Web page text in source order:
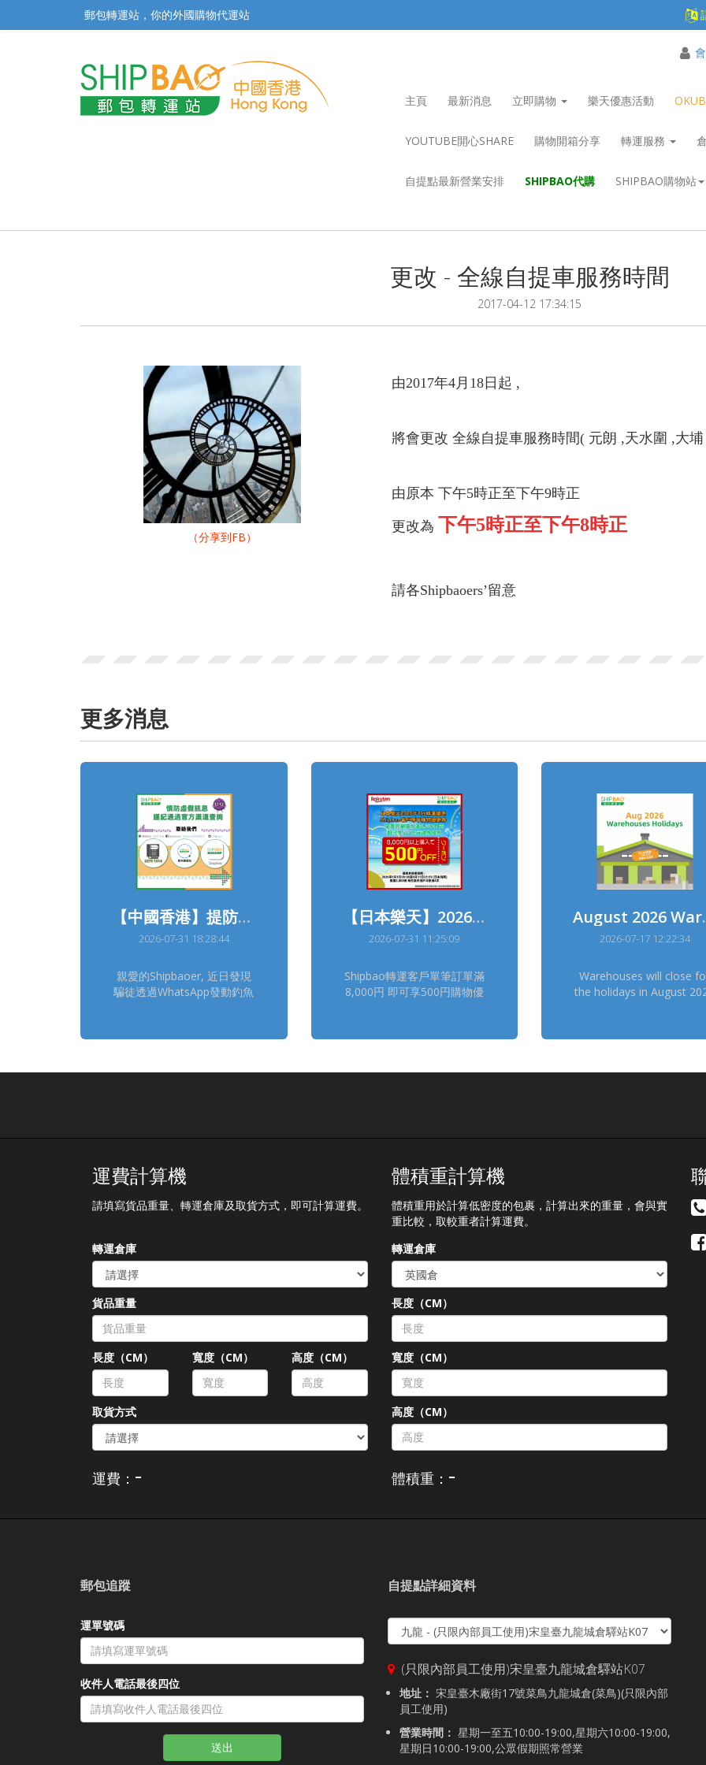
郵包轉運站，你的外國購物代運站
主頁 最新消息 立即購物 樂天優惠活動
YOUTUBE開心SHARE 購物開箱分享 轉運服務
自提點最新營業安排 SHIPBAO代購 SHIPBAO購物站
更改 - 全線自提車服務時間
2017-04-12 17:34:15
（分享到FB）
由2017年4月18日起 ,
將會更改 全線自提車服務時間( 元朗 ,天水圍 ,大
由原本 下午5時正至下午9時正
更改為 下午5時正至下午8時正
請各Shipbaoers’留意
更多消息
【中國香港】提防詐騙通知
2026-07-31 18:28:44
親愛的Shipbaoer, 近日發現
騙徒透過WhatsApp發動釣魚
點擊不明連結處理索賠事宜。
只會透過官方平台跟進客服查
Shipbao郵包轉運站 Shipbao
App：Shipbao 建議
「Shipbao APP」查詢及接收
險! 如有懷疑，請聯絡
Shipbao客服，謝謝。
【日本樂天】2026年8月日本樂天轉運優惠
2026-07-31 11:25:09
Shipbao轉運客戶單筆訂單滿
8,000円 即可享500円購物優
23:59(日本時間) 領券連結(限
使用4次) :
2026-07-17 12:22:34
Warehouses will close
the holidays in August
China Hong Kong
France Normal
US Delaware Normal
═══════════ Please
schedule your pickup
arrangement in advance
out will be suspended
during warehouses
and sorry for the
inconvenience
*Warehouses holidays
subject to temporary
prevail
運費計算機
請填寫貨品重量、轉運倉庫及取貨方式，即可計算運費。
轉運倉庫
貨品重量
長度（CM） 寬度（CM） 高度（CM）
取貨方式
運費： -
體積重計算機
體積重用於計算低密度的包裹，計算出來的重量，會與實
重比較，取較重者計算運費。
轉運倉庫
長度（CM）
寬度（CM）
高度（CM）
體積重： -
郵包追蹤
運單號碼
收件人電話最後四位
送出
自提點詳細資料
(只限內部員工使用)宋皇臺九龍城倉驛站K07
地址： 宋皇臺木廠街17號菜鳥九龍城倉(菜鳥)(只限內部
員工使用)
營業時間： 星期一至五10:00-19:00,星期六10:00-19:00,
星期日10:00-19:00,公眾假期照常營業